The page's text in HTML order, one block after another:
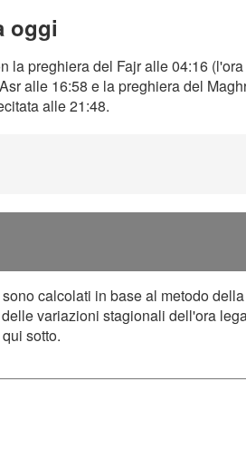
oggi
la preghiera del Fajr alle 04:16
alle 16:58 e la preghiera del
alle 21:48.
calcolati in base al metodo della
variazioni stagionali dell'ora
sotto.